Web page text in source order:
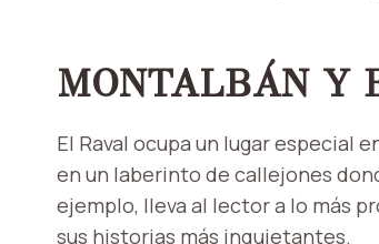
MONTALBÁN Y
El Raval ocupa un lugar especial
en un laberinto de callejones
ejemplo, lleva al lector a lo más
sus historias más inquietantes.